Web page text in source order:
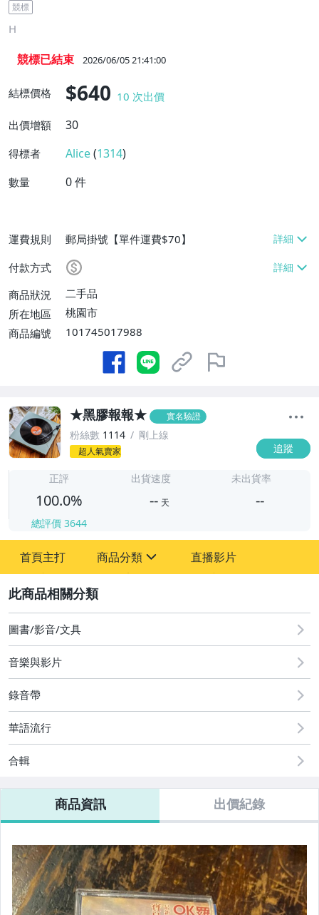
競標
H
競標已結束 2026/06/05 21:41:00
結標價格 $640 10 次出價
出價增額
30
得標者 Alice(1314)
數量 0件
運費規則
郵局掛號【單件運費$70】
付款方式
商品狀況
二手品
所在地區
桃園市
商品編號
101745017988
★黑膠報報★ 實名驗證
粉絲數 1114 剛上線
超人氣賣家 追蹤
正評
100.0%
總評價 3644
出貨速度
-- 天
未出貨率
--
首頁主打 商品分類
圖書/影音/文具
偶像、球員卡與郵幣
直播影片
圖書/影音/文具
音樂與影片
錄音帶
華語流行
合輯
商品資訊 出價紀錄